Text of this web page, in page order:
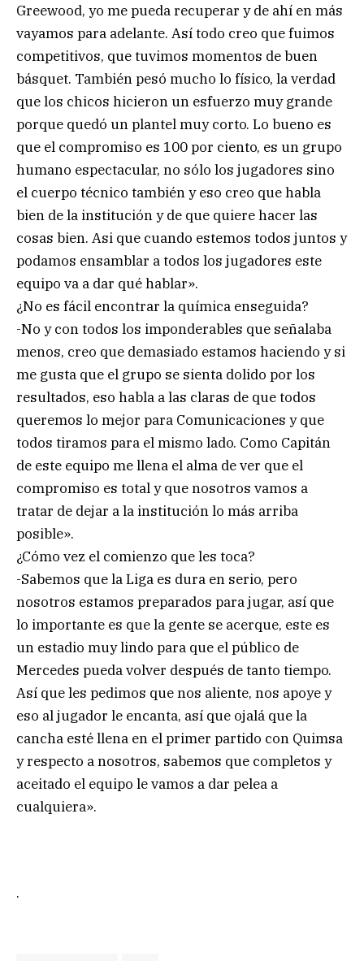
Greewood, yo me pueda recuperar y de ahí en más
vayamos para adelante. Así todo creo que fuimos
competitivos, que tuvimos momentos de buen
básquet. También pesó mucho lo físico, la verdad
que los chicos hicieron un esfuerzo muy grande
porque quedó un plantel muy corto. Lo bueno es
que el compromiso es 100 por ciento, es un grupo
humano espectacular, no sólo los jugadores sino
el cuerpo técnico también y eso creo que habla
bien de la institución y de que quiere hacer las
cosas bien. Asi que cuando estemos todos juntos y
podamos ensamblar a todos los jugadores este
equipo va a dar qué hablar».
¿No es fácil encontrar la química enseguida?
-No y con todos los imponderables que señalaba
menos, creo que demasiado estamos haciendo y si
me gusta que el grupo se sienta dolido por los
resultados, eso habla a las claras de que todos
queremos lo mejor para Comunicaciones y que
todos tiramos para el mismo lado. Como Capitán
de este equipo me llena el alma de ver que el
compromiso es total y que nosotros vamos a
tratar de dejar a la institución lo más arriba
posible».
¿Cómo vez el comienzo que les toca?
-Sabemos que la Liga es dura en serio, pero
nosotros estamos preparados para jugar, así que
lo importante es que la gente se acerque, este es
un estadio muy lindo para que el público de
Mercedes pueda volver después de tanto tiempo.
Así que les pedimos que nos aliente, nos apoye y
eso al jugador le encanta, así que ojalá que la
cancha esté llena en el primer partido con Quimsa
y respecto a nosotros, sabemos que completos y
aceitado el equipo le vamos a dar pelea a
cualquiera».
.